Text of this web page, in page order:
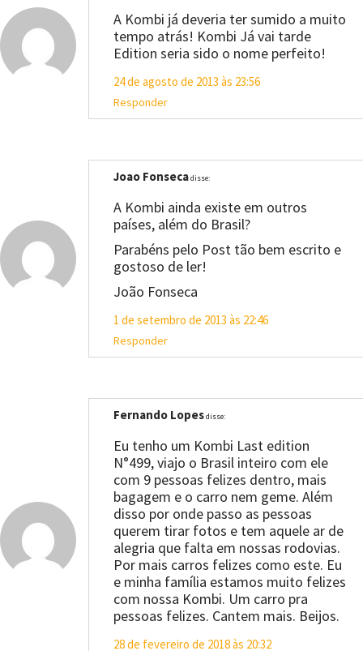
A Kombi já deveria ter sumido a muito
tempo atrás! Kombi Já vai tarde
Edition seria sido o nome perfeito!
24 de agosto de 2013 às 23:56
Responder
Joao Fonsecadisse:
A Kombi ainda existe em outros
países, além do Brasil?
Parabéns pelo Post tão bem escrito e
gostoso de ler!
João Fonseca
1 de setembro de 2013 às 22:46
Responder
Fernando Lopesdisse:
Eu tenho um Kombi Last edition
N°499, viajo o Brasil inteiro com ele
com 9 pessoas felizes dentro, mais
bagagem e o carro nem geme. Além
disso por onde passo as pessoas
querem tirar fotos e tem aquele ar de
alegria que falta em nossas rodovias.
Por mais carros felizes como este. Eu
e minha família estamos muito felizes
com nossa Kombi. Um carro pra
pessoas felizes. Cantem mais. Beijos.
28 de fevereiro de 2018 às 20:32